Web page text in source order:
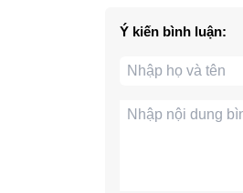
Ý kiến bình luận: